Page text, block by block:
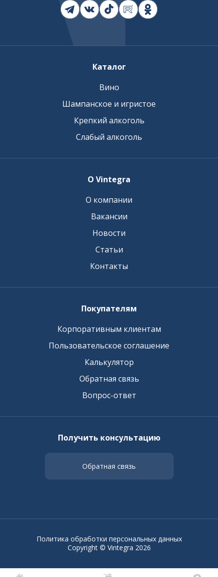
Каталог
Вино
Шампанское и игристое
Крепкий алкоголь
Слабый алкоголь
О Vintegra
О компании
Вакансии
Новости
Статьи
Контакты
Покупателям
Корпоративным клиентам
Пользовательское соглашение
Калькулятор
Обратная связь
Вопрос-ответ
Получить консультацию
Обратная связь
Copyright © Vintegra 2026
Политика обработки персональных данных